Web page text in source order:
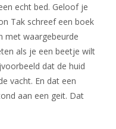
echt bed. Geloof je
Tak schreef een boek
met waargebeurde
als je een beetje wilt
dat de huid
vacht. En dat een
aan een geit. Dat